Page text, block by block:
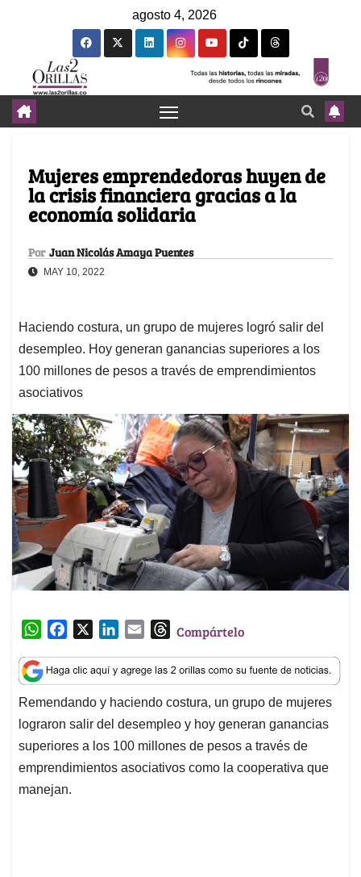
agosto 4, 2026
Mujeres emprendedoras huyen de
la crisis financiera gracias a la
economía solidaria
Por Juan Nicolás Amaya Puentes
MAY 10, 2022
Haciendo costura, un grupo de mujeres logró salir del
desempleo. Hoy generan ganancias superiores a los
100 millones de pesos a través de emprendimientos
asociativos
W
a
t
s
A
p
p
c
e
b
o
o
k
n
k
e
d
I
n
a
i
l
T
r
e
a
d
s
Compártelo
Remendando y haciendo costura, un grupo de mujeres
lograron salir del desempleo y hoy generan ganancias
superiores a los 100 millones de pesos a través de
emprendimientos asociativos como la cooperativa que
manejan.